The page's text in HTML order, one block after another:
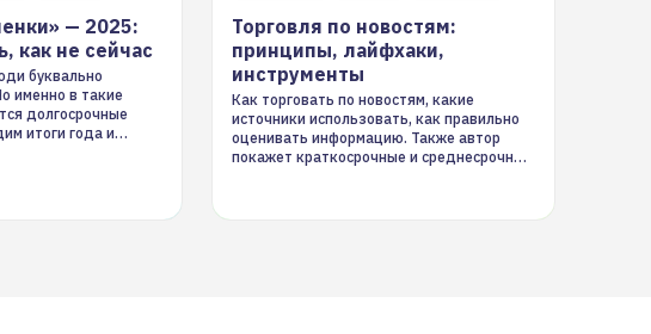
— 2025:
как не сейчас
буквально
именно в такие
долгосрочные
итоги года и
Торговля по новостям:
принципы, лайфхаки,
инструменты
Как торговать по новостям, какие
источники использовать, как правильно
оценивать информацию. Также автор
покажет краткосрочные и среднесрочные